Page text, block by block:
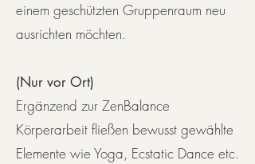
einem geschützten Gruppenraum neu
ausrichten möchten.
(Nur vor Ort)
Ergänzend zur ZenBalance
Körperarbeit fließen bewusst gewählte
Elemente wie Yoga, Ecstatic Dance etc.